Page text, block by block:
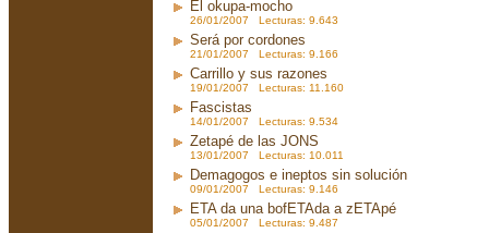
El okupa-mocho
26/01/2007 Lecturas: 9.643
Será por cordones
21/01/2007 Lecturas: 9.166
Carrillo y sus razones
19/01/2007 Lecturas: 11.160
Fascistas
14/01/2007 Lecturas: 9.534
Zetapé de las JONS
13/01/2007 Lecturas: 10.011
Demagogos e ineptos sin solución
09/01/2007 Lecturas: 9.146
ETA da una bofETAda a zETApé
05/01/2007 Lecturas: 9.487